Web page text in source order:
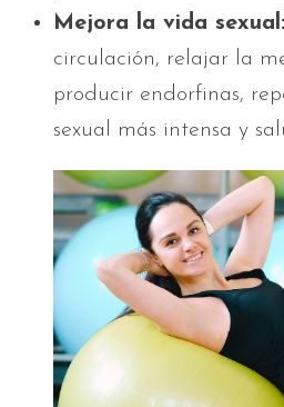
Mejora la vida sexual:
circulación, relajar la
producir endorfinas,
sexual más intensa y